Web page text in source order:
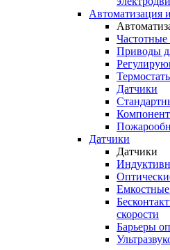
Автоматизация
Частотные
Приводы
Датчики
Датчики
Датчики
Емкостные
скорости
Барьеры